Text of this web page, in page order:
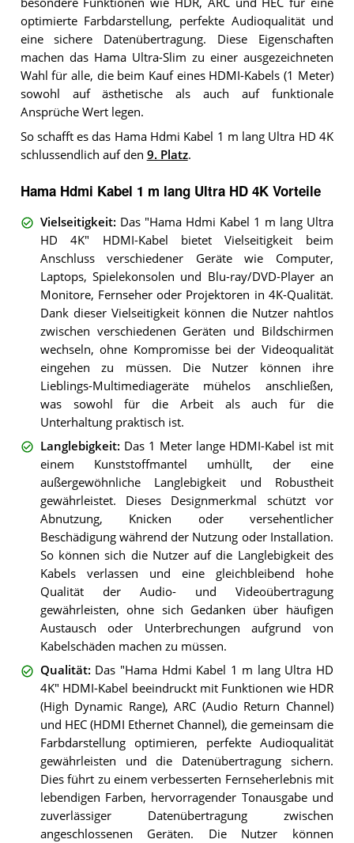
optimierte Farbdarstellung, perfekte Audioqualität und
eine sichere Datenübertragung. Diese Eigenschaften
machen das Hama Ultra-Slim zu einer ausgezeichneten
Wahl für alle, die beim Kauf eines HDMI-Kabels (1 Meter)
sowohl auf ästhetische als auch auf funktionale
Ansprüche Wert legen.
So schafft es das Hama Hdmi Kabel 1 m lang Ultra HD 4K
schlussendlich auf den 9. Platz.
Hama Hdmi Kabel 1 m lang Ultra HD 4K Vorteile
Vielseitigkeit: Das "Hama Hdmi Kabel 1 m lang Ultra
HD 4K" HDMI-Kabel bietet Vielseitigkeit beim
Anschluss verschiedener Geräte wie Computer,
Laptops, Spielekonsolen und Blu-ray/DVD-Player an
Monitore, Fernseher oder Projektoren in 4K-Qualität.
Dank dieser Vielseitigkeit können die Nutzer nahtlos
zwischen verschiedenen Geräten und Bildschirmen
wechseln, ohne Kompromisse bei der Videoqualität
eingehen zu müssen. Die Nutzer können ihre
Lieblings-Multimediageräte mühelos anschließen,
was sowohl für die Arbeit als auch für die
Unterhaltung praktisch ist.
Langlebigkeit: Das 1 Meter lange HDMI-Kabel ist mit
einem Kunststoffmantel umhüllt, der eine
außergewöhnliche Langlebigkeit und Robustheit
gewährleistet. Dieses Designmerkmal schützt vor
Abnutzung, Knicken oder versehentlicher
Beschädigung während der Nutzung oder Installation.
So können sich die Nutzer auf die Langlebigkeit des
Kabels verlassen und eine gleichbleibend hohe
Qualität der Audio- und Videoübertragung
gewährleisten, ohne sich Gedanken über häufigen
Austausch oder Unterbrechungen aufgrund von
Kabelschäden machen zu müssen.
Qualität: Das "Hama Hdmi Kabel 1 m lang Ultra HD
4K" HDMI-Kabel beeindruckt mit Funktionen wie HDR
(High Dynamic Range), ARC (Audio Return Channel)
und HEC (HDMI Ethernet Channel), die gemeinsam die
Farbdarstellung optimieren, perfekte Audioqualität
gewährleisten und die Datenübertragung sichern.
Dies führt zu einem verbesserten Fernseherlebnis mit
lebendigen Farben, hervorragender Tonausgabe und
zuverlässiger Datenübertragung zwischen
angeschlossenen Geräten. Die Nutzer können